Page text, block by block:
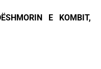
E KOMBIT,